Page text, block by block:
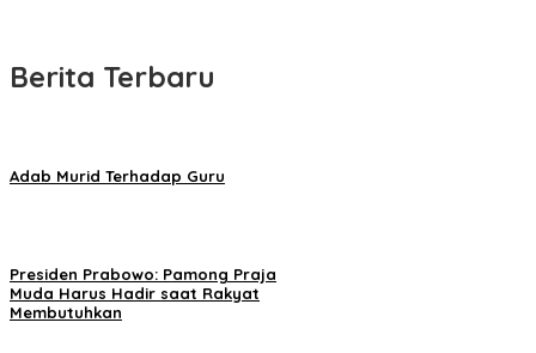
Berita Terbaru
Adab Murid Terhadap Guru
Presiden Prabowo: Pamong Praja
Muda Harus Hadir saat Rakyat
Membutuhkan